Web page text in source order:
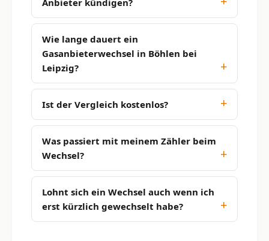
Wie lange dauert ein
Gasanbieterwechsel in Böhlen bei
Leipzig?
Ist der Vergleich kostenlos?
Was passiert mit meinem Zähler beim
Wechsel?
Lohnt sich ein Wechsel auch wenn ich
erst kürzlich gewechselt habe?